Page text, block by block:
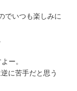
でいつも楽しみに
ー。
に苦手だと思う